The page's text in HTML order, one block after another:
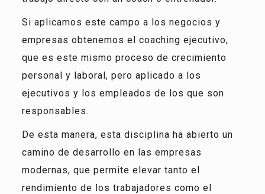
Si aplicamos este campo a los negocios y
empresas obtenemos el coaching ejecutivo,
que es este mismo proceso de crecimiento
personal y laboral, pero aplicado a los
ejecutivos y los empleados de los que son
responsables.
De esta manera, esta disciplina ha abierto un
camino de desarrollo en las empresas
modernas, que permite elevar tanto el
rendimiento de los trabajadores como el